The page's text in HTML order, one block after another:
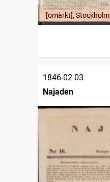
[omärkt], Stockholm
1846-02-03
Najaden